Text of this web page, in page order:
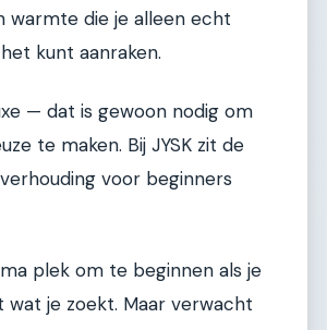
warmte die je alleen echt
kunt aanraken.
— dat is gewoon nodig om
te maken. Bij JYSK zit de
voor beginners
plek om te beginnen als je
wat je zoekt. Maar verwacht